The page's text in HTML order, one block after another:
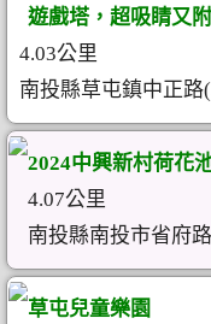
遊戲塔，超吸睛又
4.03公里
南投縣草屯鎮中正
2024中興新村荷花
4.07公里
南投縣南投市省府
草屯兒童樂園